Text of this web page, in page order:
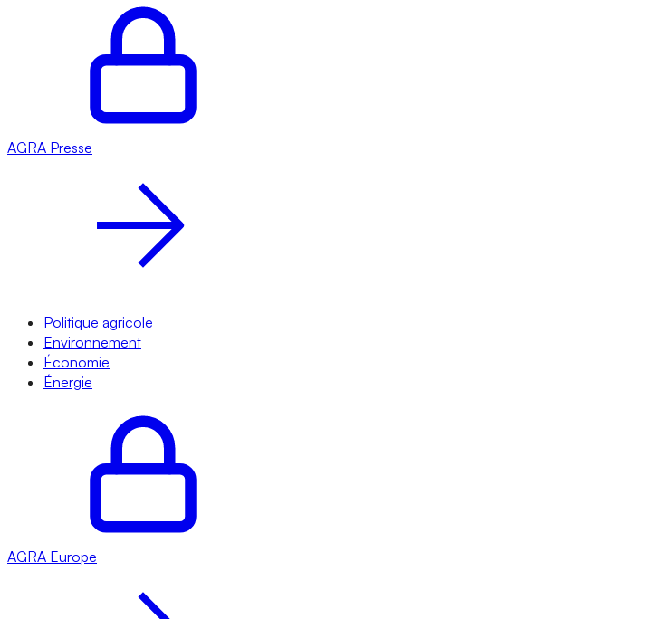
AGRA Presse
Politique agricole
Environnement
Économie
Énergie
AGRA Europe